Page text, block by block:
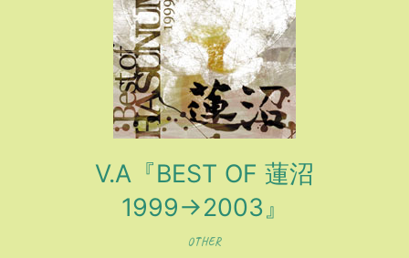
DISCOGRAPHY
BLOG
PHOTO
ログイン
V.A『BEST OF 蓮沼
1999→2003』
OTHER